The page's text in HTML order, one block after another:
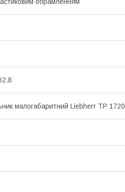
малогабаритний Liebherr TP 1720